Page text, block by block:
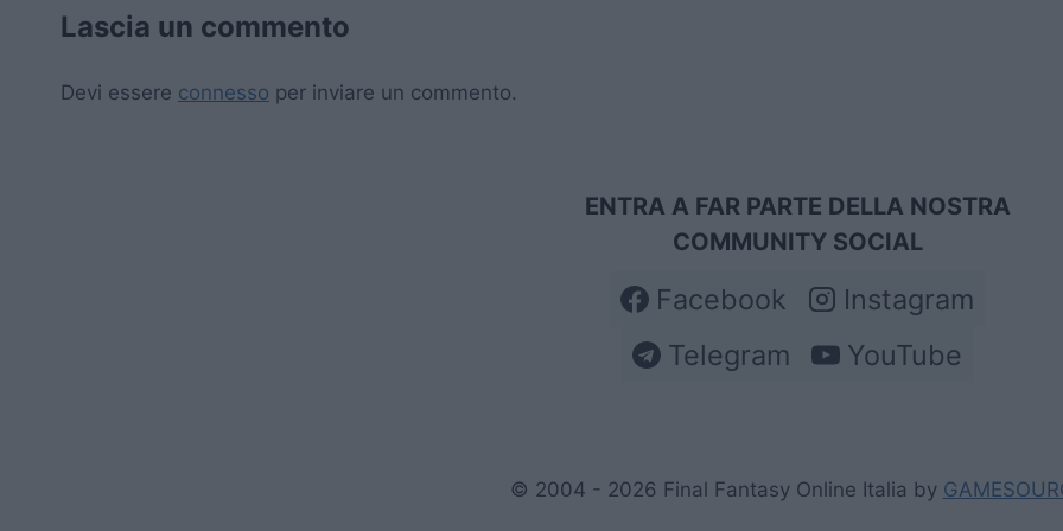
Lascia un commento
Devi essere connesso per inviare un commento.
ENTRA A FAR PARTE DELLA NOSTRA
COMMUNITY SOCIAL
Facebook
Instagram
Telegram
YouTube
© 2004 - 2026 Final Fantasy Online Italia by